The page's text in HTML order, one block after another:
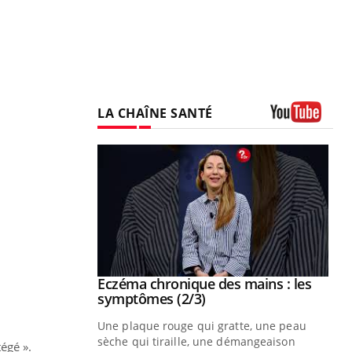
».
LA CHAÎNE SANTÉ
mains : au
explique
Youtube
Eczéma chronique des mains : les
symptômes (2/3)Youtube
Une plaque rouge qui gratte, une peau
sèche qui tiraille, une démangeaison